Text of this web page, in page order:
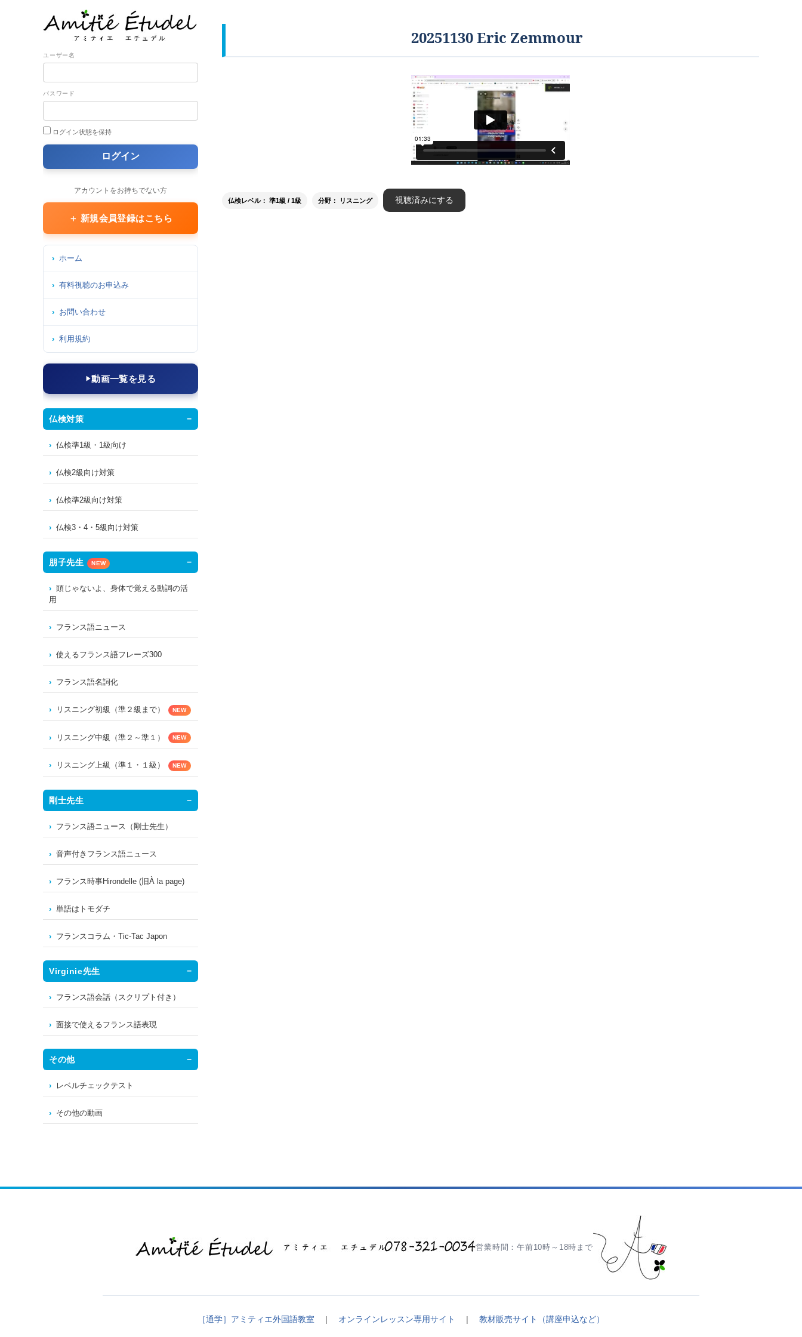
20251130 Eric Zemmour
仏検レベル： 準1級 / 1級 分野： リスニング 視聴済みにする
ユーザー名
パスワード
ログイン状態を保持
アカウントをお持ちでない方
＋ 新規会員登録はこちら
ホーム
有料視聴のお申込み
お問い合わせ
利用規約
動画一覧を見る
仏検対策
仏検準1級・1級向け
仏検2級向け対策
仏検準2級向け対策
仏検3・4・5級向け対策
朋子先生 NEW
頭じゃないよ、身体で覚える動詞の活
用
フランス語ニュース
使えるフランス語フレーズ300
フランス語名詞化
リスニング初級（準２級まで） NEW
リスニング中級（準２～準１） NEW
リスニング上級（準１・１級） NEW
剛士先生
フランス語ニュース（剛士先生）
音声付きフランス語ニュース
フランス時事Hirondelle (旧À la page)
単語はトモダチ
フランスコラム・Tic-Tac Japon
Virginie先生
フランス語会話（スクリプト付き）
面接で使えるフランス語表現
その他
レベルチェックテスト
その他の動画
営業時間：午前10時～18時まで
［通学］アミティエ外国語教室 | オンラインレッスン専用サイト | 教材販売サイト（講座申込など）